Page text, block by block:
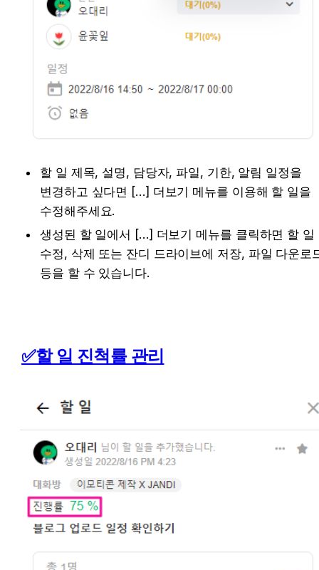
할 일 제목, 설명, 담당자, 파일, 기한, 알림 일정을
변경하고 싶다면 […] 더보기 메뉴를 이용해 할 일을
수정해주세요.
생성된 할 일에서 […] 더보기 메뉴를 클릭하면 할 일
수정, 삭제 또는 잔디 드라이브에 저장, 파일 다운로
등을 할 수 있습니다.
✅할 일 진척률 관리